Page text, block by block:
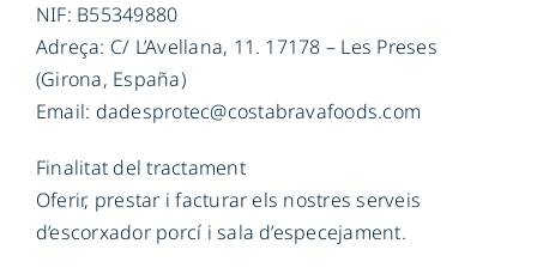
NIF: B55349880
Adreça: C/ L’Avellana, 11. 17178 – Les Preses
(Girona, España)
Email: dadesprotec@costabravafoods.com
Finalitat del tractament
Oferir, prestar i facturar els nostres serveis
d’escorxador porcí i sala d’especejament.